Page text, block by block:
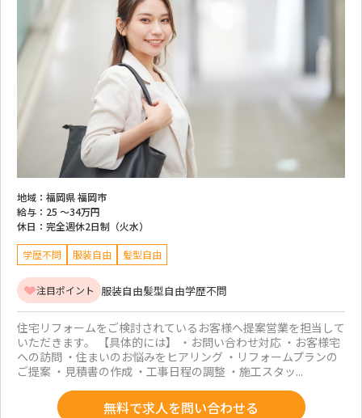
地域： 福岡県 福岡市
給与： 25 ～34万円
休日： 完全週休2日制（火水）
学歴不問 服装自由 髪型自由
注目ポイント 服装自由髪型自由学歴不問
住宅リフォームをご検討されているお客様へ提案営業を担当して
いただきます。 【具体的には】 ・お問い合わせ対応 ・お客様宅
への訪問 ・住まいのお悩みをヒアリング ・リフォームプランの
ご提案 ・見積書の作成 ・工事日程の調整 ・施工スタッ...
無料で求人を問い合わせる